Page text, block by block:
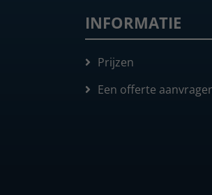
INFORMATIE
Prijzen
Een offerte